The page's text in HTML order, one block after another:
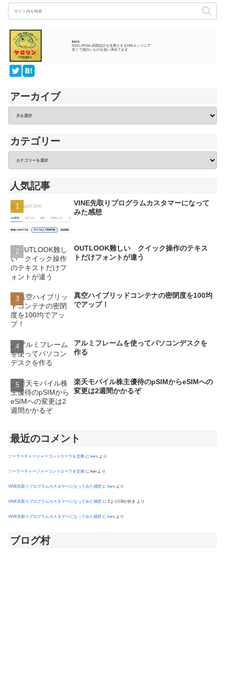
kero
ASIC,FPGA,回路設計を生業とするHWエンジニア
安くて面白いものを追い求めてます
アーカイブ
カテゴリー
人気記事
VINE先取りプログラムカスタマーになって
みた感想
OUTLOOK難しい クイック操作のテキス
トだけフォントが違う
真空ハイブリッドコンテナの密閉度を100均
でアップ！
アルミフレームを使ってパソコンデスクを
作る
楽天モバイル株主優待のpSIMからeSIMへの
変更は2週間かかるぞ
最近のコメント
ソーラーチャージャーコントローラを交換 に kero より
ソーラーチャージャーコントローラを交換 に ken より
VINE先取りプログラムカスタマーになってみた感想 に kero より
VINE先取りプログラムカスタマーになってみた感想 に ZよりCBが好き より
VINE先取りプログラムカスタマーになってみた感想 に kero より
ブログ村